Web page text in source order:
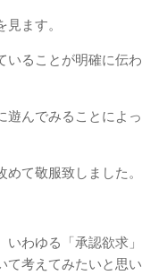
ます。
いることが明確に伝わ
遊んでみることによっ
て敬服致しました。
わゆる「承認欲求」
て考えてみたいと思い